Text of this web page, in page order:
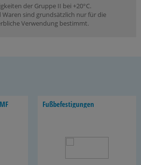
der Gruppe II bei +20°C.
sind grundsätzlich nur für die
Verwendung bestimmt.
Fuß­be­fes­ti­gun­gen